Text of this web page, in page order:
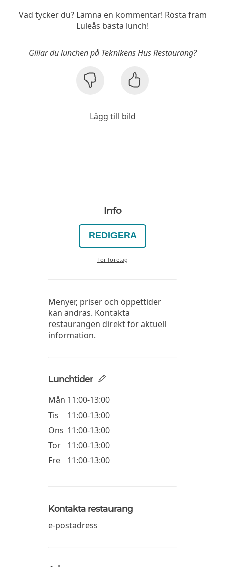
Vad tycker du? Lämna en kommentar! Rösta fram
Luleås bästa lunch!
Gillar du lunchen på Teknikens Hus Restaurang?
Lägg till bild
Info
REDIGERA
För företag
Menyer, priser och öppettider
kan ändras. Kontakta
restaurangen direkt för aktuell
information.
Lunchtider
Mån 11:00-13:00
Tis
11:00-13:00
Ons 11:00-13:00
Tor
11:00-13:00
Fre
11:00-13:00
Kontakta restaurang
e-postadress